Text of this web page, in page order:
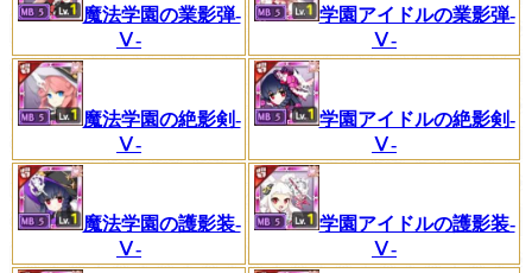
魔法学園の業影弾-
Ⅴ-
学園アイドルの業影弾-
Ⅴ-
魔法学園の絶影剣-
Ⅴ-
学園アイドルの絶影剣-
Ⅴ-
魔法学園の護影装-
Ⅴ-
学園アイドルの護影装-
Ⅴ-